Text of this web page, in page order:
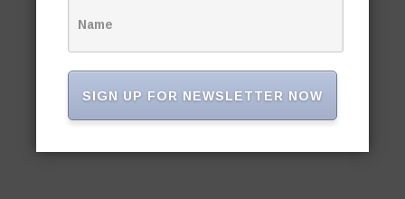
SIGN UP FOR NEWSLETTER NOW